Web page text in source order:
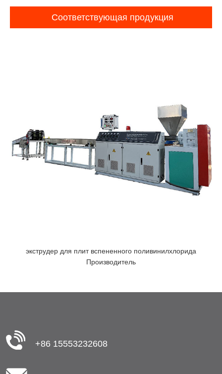
Соответствующая продукция
экструдер для плит вспененного поливинилхлорида
Производитель
+86 15553232608